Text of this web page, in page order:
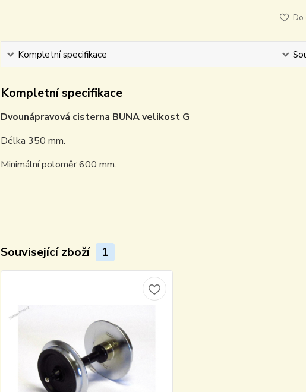
Do
Kompletní specifikace
Kompletní specifikace
Dvounápravová cisterna BUNA velikost G
Délka 350 mm.
Minimální poloměr 600 mm.
Související zboží 1